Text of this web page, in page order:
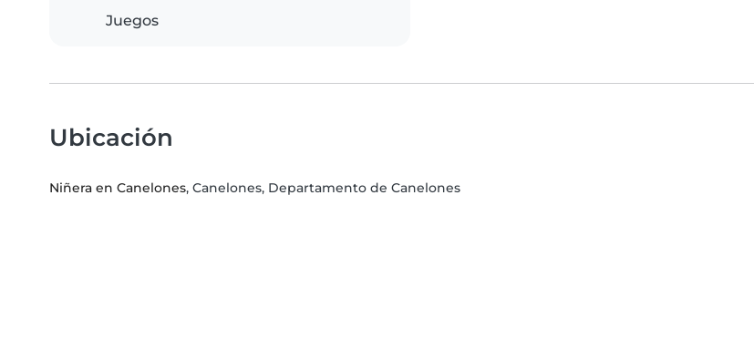
Juegos
Ubicación
Niñera en Canelones, Canelones, Departamento de Canelones